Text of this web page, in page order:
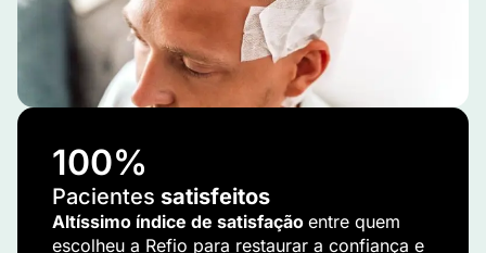
100%
Pacientes satisfeitos
Altíssimo índice de satisfação entre quem
escolheu a Refio para restaurar a confiança e